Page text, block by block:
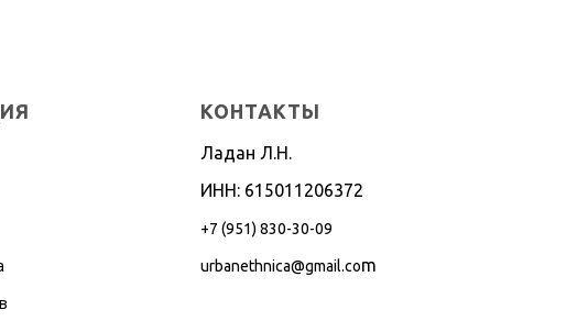
КОНТАКТЫ
Ладан Л.Н.
ИНН: 615011206372
+7 (951) 830-30-09
urbanethnica@gmail.com